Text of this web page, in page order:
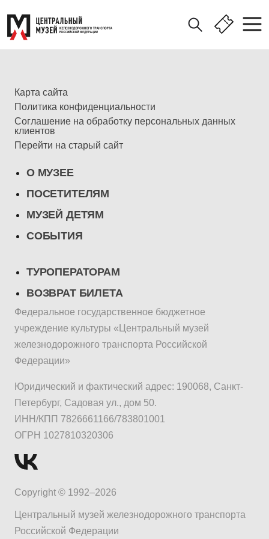
Карта сайта
Политика конфиденциальности
Соглашение на обработку персональных данных
клиентов
Перейти на старый сайт
О МУЗЕЕ
ПОСЕТИТЕЛЯМ
МУЗЕЙ ДЕТЯМ
СОБЫТИЯ
ТУРОПЕРАТОРАМ
ВОЗВРАТ БИЛЕТА
Федеральное государственное бюджетное
учреждение культуры «Центральный музей
железнодорожного транспорта Российской
Федерации»
Юридический и фактический адрес: 190068, Санкт-
Петербург, Садовая ул., дом 50.
ИНН/КПП 7826661166/783801001
ОГРН 1027810320306
Copyright © 1992–2026
Центральный музей железнодорожного транспорта
Российской Федерации